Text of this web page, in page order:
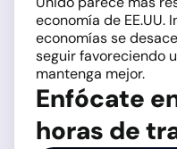
economía de EE.UU.
economías se
seguir favoreciendo
mantenga mejor.
Enfócate
horas de